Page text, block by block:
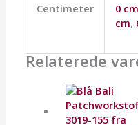
Centimeter 0 cm
cm,
Relaterede